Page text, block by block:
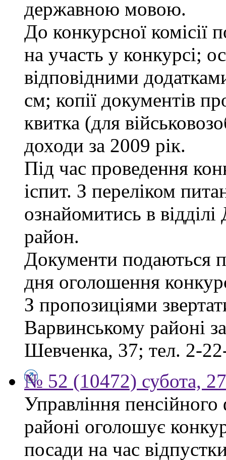
державною мовою.
До конкурсної комісії
на участь у конкурсі;
відповідними
см; копії документів
квитка (для
доходи за 2009 рік.
Під час проведення
іспит. З переліком
ознайомитись в
район.
Документи подаються
дня оголошення
З пропозиціями
Варвинському районі
Шевченка, 37; тел. 2-
№ 52 (10472) субота,
Управління
районі оголошує
посади на час